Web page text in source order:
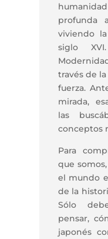
profunda
viviendo
siglo
través de
fuerza.
mirada,
las
conceptos
Para
que
el mundo
de la
Sólo
pensar,
japonés